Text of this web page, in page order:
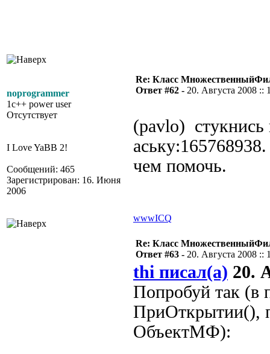
noprogrammer
1c++ power user
Отсутствует
I Love YaBB 2!
Сообщений: 465
Зарегистрирован: 16. Июня
2006
Re: Класс
Ответ #62 - 20. Августа 2008 ::
(pavlo) стукнись
чем помочь.
wwwICQ
Re: Класс
Ответ #63 - 20. Августа 2008 ::
thi писал(а) 20.
Попробуй так (в
ПриОткрытии(),
ОбъектМФ):